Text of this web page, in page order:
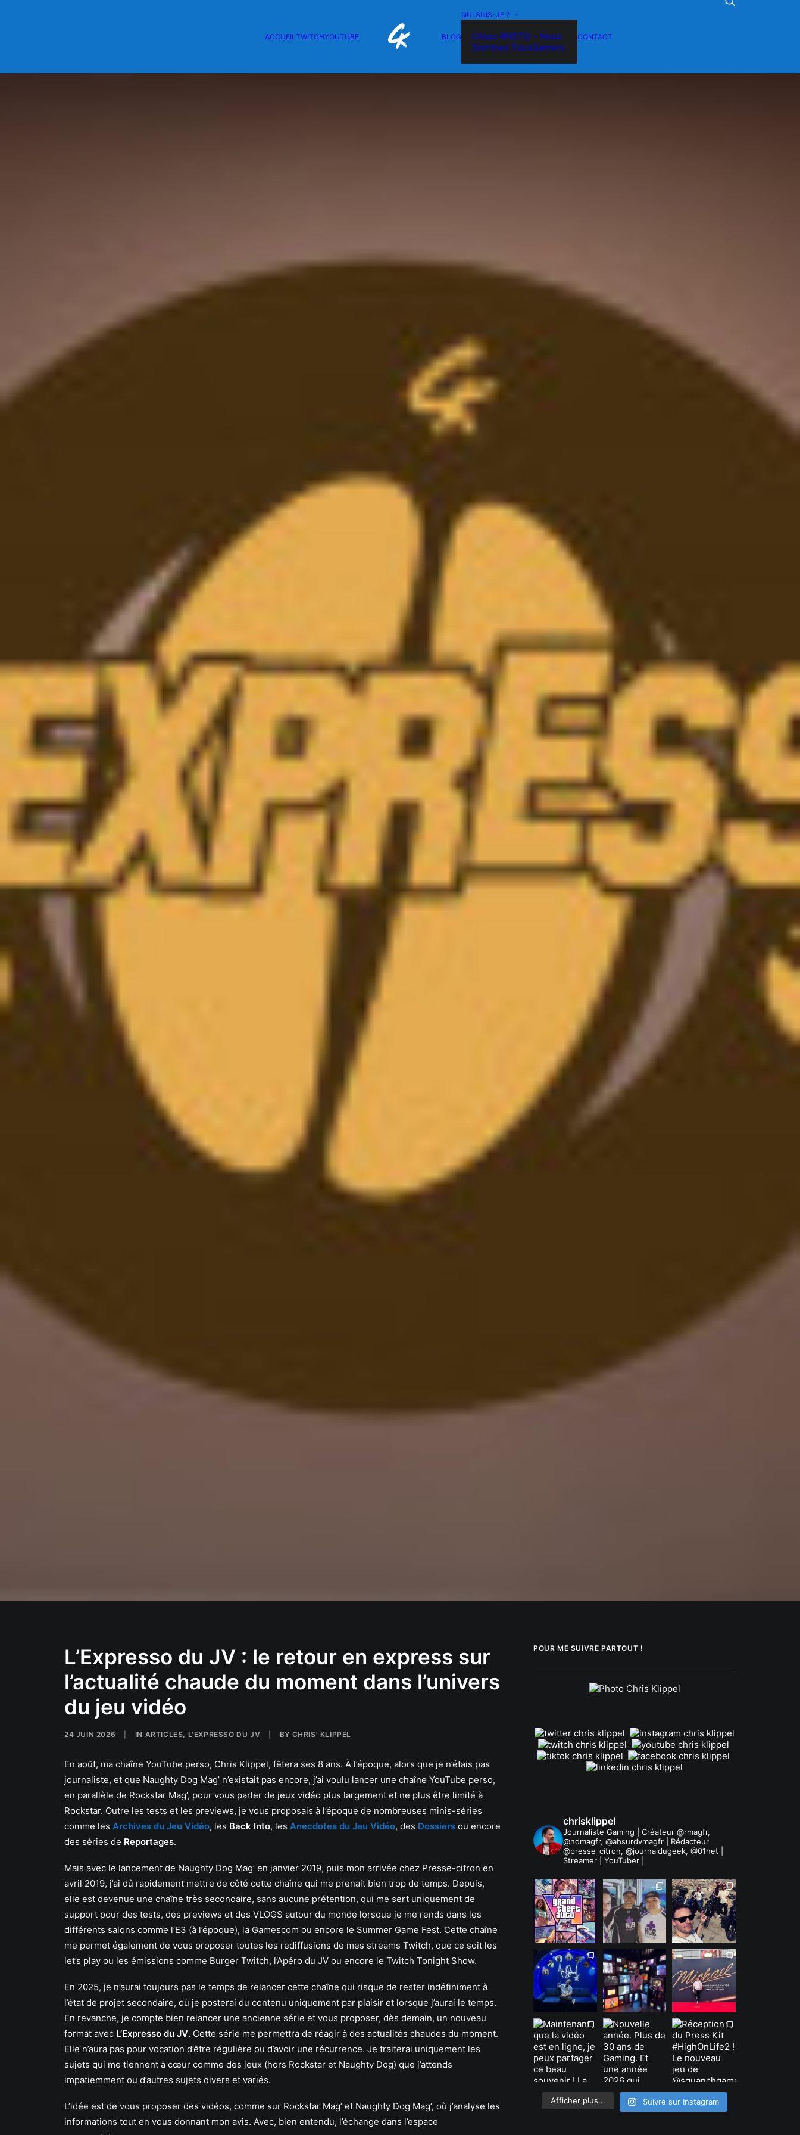
ACCUEILTWITCHYOUTUBE BLOG
QUI SUIS-JE ?
L’Asso #NSTG – Nous
Sommes TousGamers
CONTACT
L’Expresso du JV : le retour en express sur
l’actualité chaude du moment dans l’univers
du jeu vidéo
24 JUIN 2026 IN ARTICLES, L'EXPRESSO DU JV BY CHRIS' KLIPPEL
En août, ma chaîne YouTube perso, Chris Klippel, fêtera ses 8 ans. À l’époque, alors que je n’étais pas
journaliste, et que Naughty Dog Mag’ n’existait pas encore, j’ai voulu lancer une chaîne YouTube perso,
en parallèle de Rockstar Mag’, pour vous parler de jeux vidéo plus largement et ne plus être limité à
Rockstar. Outre les tests et les previews, je vous proposais à l’époque de nombreuses minis-séries
comme les Archives du Jeu Vidéo, les Back Into, les Anecdotes du Jeu Vidéo, des Dossiers ou encore
des séries de Reportages.
Mais avec le lancement de Naughty Dog Mag’ en janvier 2019, puis mon arrivée chez Presse-citron en
avril 2019, j’ai dû rapidement mettre de côté cette chaîne qui me prenait bien trop de temps. Depuis,
elle est devenue une chaîne très secondaire, sans aucune prétention, qui me sert uniquement de
support pour des tests, des previews et des VLOGS autour du monde lorsque je me rends dans les
différents salons comme l’E3 (à l’époque), la Gamescom ou encore le Summer Game Fest. Cette chaîne
me permet également de vous proposer toutes les rediffusions de mes streams Twitch, que ce soit les
let’s play ou les émissions comme Burger Twitch, l’Apéro du JV ou encore le Twitch Tonight Show.
En 2025, je n’aurai toujours pas le temps de relancer cette chaîne qui risque de rester indéfiniment à
l’état de projet secondaire, où je posterai du contenu uniquement par plaisir et lorsque j’aurai le temps.
En revanche, je compte bien relancer une ancienne série et vous proposer, dès demain, un nouveau
format avec L’Expresso du JV. Cette série me permettra de réagir à des actualités chaudes du moment.
Elle n’aura pas pour vocation d’être régulière ou d’avoir une récurrence. Je traiterai uniquement les
sujets qui me tiennent à cœur comme des jeux (hors Rockstar et Naughty Dog) que j’attends
impatiemment ou d’autres sujets divers et variés.
L’idée est de vous proposer des vidéos, comme sur Rockstar Mag’ et Naughty Dog Mag’, où j’analyse les
informations tout en vous donnant mon avis. Avec, bien entendu, l’échange dans l’espace
POUR ME SUIVRE PARTOUT !
chrisklippel
Journaliste Gaming | Créateur @rmagfr,
@ndmagfr, @absurdvmagfr | Rédacteur
@presse_citron, @journaldugeek, @01net |
Streamer | YouTuber |
Afficher plus... Suivre sur Instagram